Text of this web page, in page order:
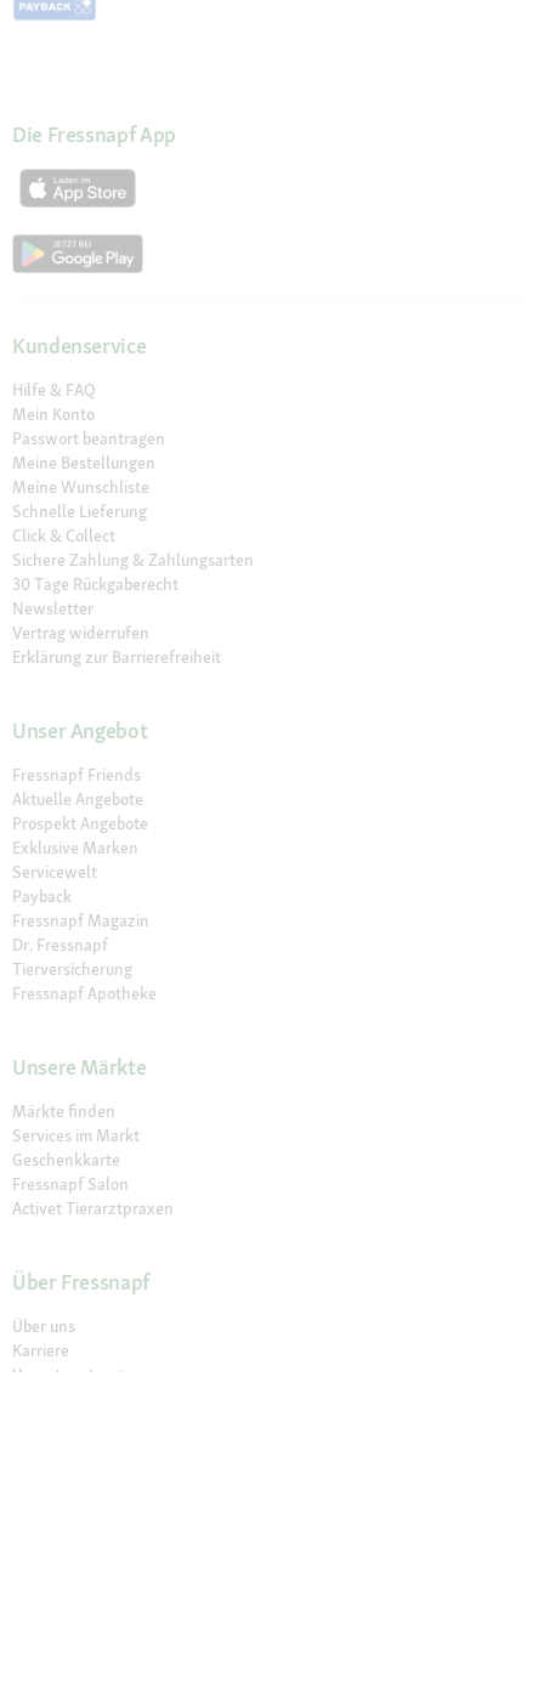
Die Fressnapf App
Kundenservice
Hilfe & FAQ
Mein Konto
Passwort beantragen
Meine Bestellungen
Meine Wunschliste
Schnelle Lieferung
Click & Collect
Sichere Zahlung & Zahlungsarten
30 Tage Rückgaberecht
Newsletter
Vertrag widerrufen
Erklärung zur Barrierefreiheit
Unser Angebot
Fressnapf Friends
Aktuelle Angebote
Prospekt Angebote
Exklusive Marken
Servicewelt
Payback
Fressnapf Magazin
Dr. Fressnapf
Tierversicherung
Fressnapf Apotheke
Unsere Märkte
Märkte finden
Services im Markt
Geschenkkarte
Fressnapf Salon
Activet Tierarztpraxen
Über Fressnapf
Über uns
Karriere
Verantwortung